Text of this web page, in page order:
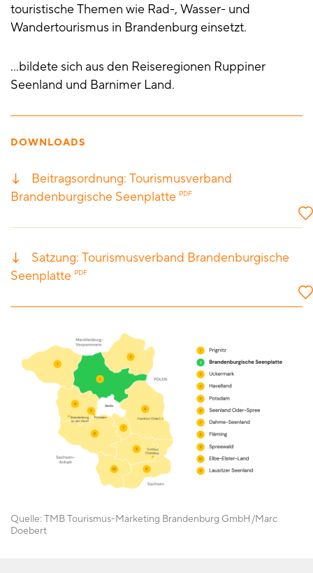
touristische Themen wie Rad-, Wasser- und
Wandertourismus in Brandenburg einsetzt.
...bildete sich aus den Reiseregionen Ruppiner
Seenland und Barnimer Land.
DOWNLOADS
Beitragsordnung: Tourismusverband
Brandenburgische Seenplatte PDF
Satzung: Tourismusverband Brandenburgische
Seenplatte PDF
Quelle: TMB Tourismus-Marketing Brandenburg GmbH Marc
Doebert